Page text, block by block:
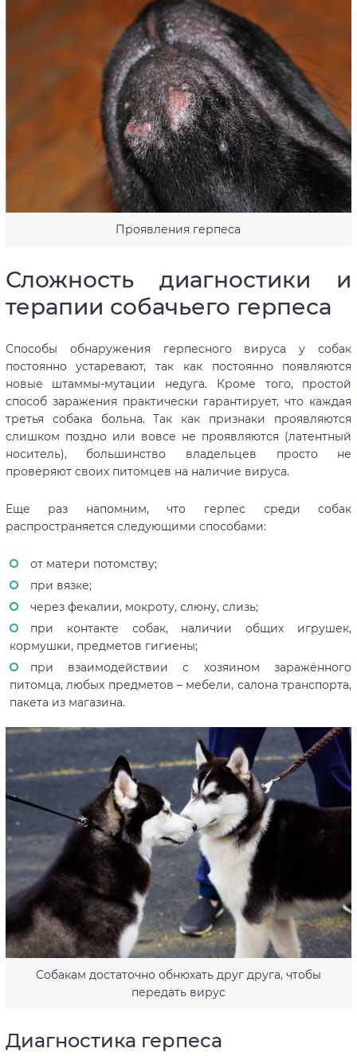
Проявления герпеса
Сложность диагностики и
терапии собачьего герпеса
Способы обнаружения герпесного вируса у собак
постоянно устаревают, так как постоянно появляются
новые штаммы-мутации недуга. Кроме того, простой
способ заражения практически гарантирует, что каждая
третья собака больна. Так как признаки проявляются
слишком поздно или вовсе не проявляются (латентный
носитель), большинство владельцев просто не
проверяют своих питомцев на наличие вируса.
Еще раз напомним, что герпес среди собак
распространяется следующими способами:
от матери потомству;
при вязке;
через фекалии, мокроту, слюну, слизь;
при контакте собак, наличии общих игрушек,
кормушки, предметов гигиены;
при взаимодействии с хозяином заражённого
питомца, любых предметов – мебели, салона транспорта,
пакета из магазина.
Собакам достаточно обнюхать друг друга, чтобы
передать вирус
Диагностика герпеса